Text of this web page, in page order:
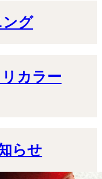
グ
カラー
らせ